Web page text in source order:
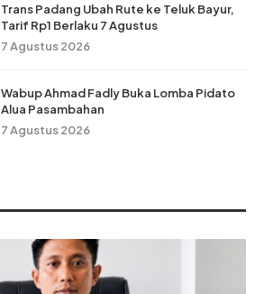
Trans Padang Ubah Rute ke Teluk Bayur,
Tarif Rp1 Berlaku 7 Agustus
7 Agustus 2026
Wabup Ahmad Fadly Buka Lomba Pidato
Alua Pasambahan
7 Agustus 2026